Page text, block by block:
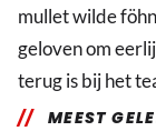
mullet wilde
geloven om
terug is bij het
MEEST